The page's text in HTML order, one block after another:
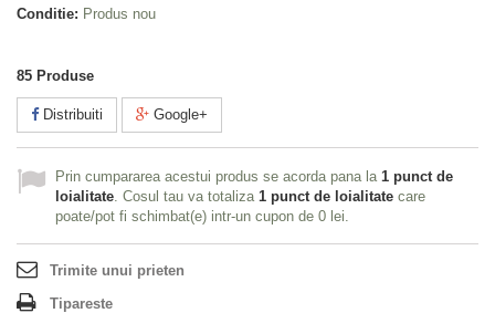
Conditie: Produs nou
85 Produse
Distribuiti Google+
Prin cumpararea acestui produs se acorda pana la 1 punct de
loialitate . Cosul tau va totaliza 1 punct de loialitate care
poate/pot fi schimbat(e) intr-un cupon de 0 lei
Trimite unui prieten
Tipareste